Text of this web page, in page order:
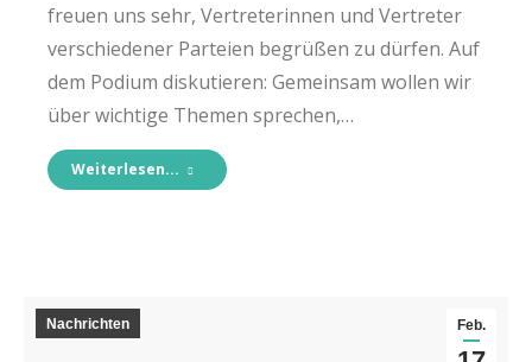
freuen uns sehr, Vertreterinnen und Vertreter
verschiedener Parteien begrüßen zu dürfen. Auf
dem Podium diskutieren: Gemeinsam wollen wir
über wichtige Themen sprechen,…
Weiterlesen...
Feb.
Nachrichten